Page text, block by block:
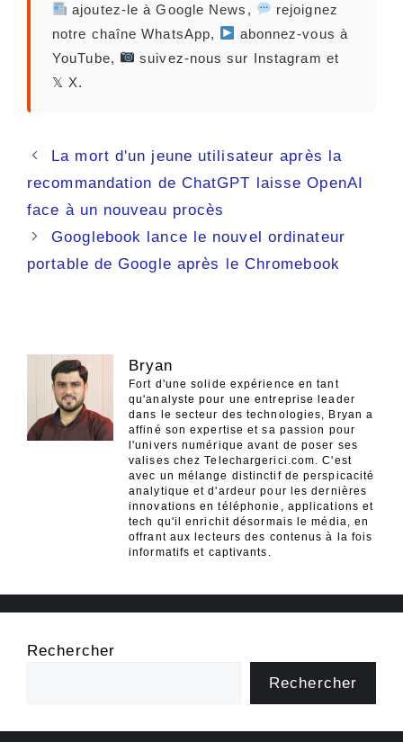
ajoutez-le à Google News,
rejoignez
notre chaîne WhatsApp,
abonnez-vous à
YouTube,
suivez-nous sur Instagram et
𝕏 X.
Navigation
des
La mort d'un jeune utilisateur après la
recommandation de ChatGPT laisse OpenAI
face à un nouveau procès
Googlebook lance le nouvel ordinateur
portable de Google après le Chromebook
Bryan
Fort d'une solide expérience en tant
qu'analyste pour une entreprise leader
dans le secteur des technologies, Bryan a
affiné son expertise et sa passion pour
l'univers numérique avant de poser ses
valises chez Telechargerici.com. C'est
avec un mélange distinctif de perspicacité
analytique et d'ardeur pour les dernières
innovations en téléphonie, applications et
tech qu'il enrichit désormais le média, en
offrant aux lecteurs des contenus à la fois
informatifs et captivants.
Rechercher
Rechercher